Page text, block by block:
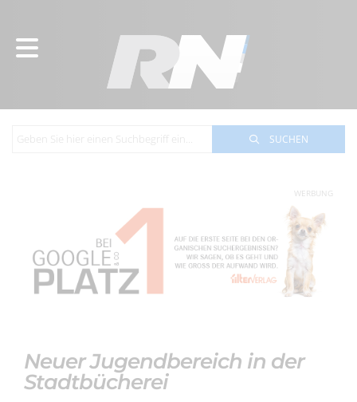
SUCHEN
WERBUNG
Neuer Jugendbereich in der
Stadtbücherei